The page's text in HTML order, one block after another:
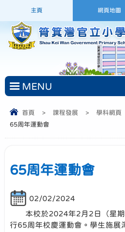
主頁 網頁地圖
MENU
首頁 > 課程發展 > 學科網頁
65周年運動會
65周年運動會
02/02/2024
本校於2024年2月2日（星期
行65周年校慶運動會。學生施展